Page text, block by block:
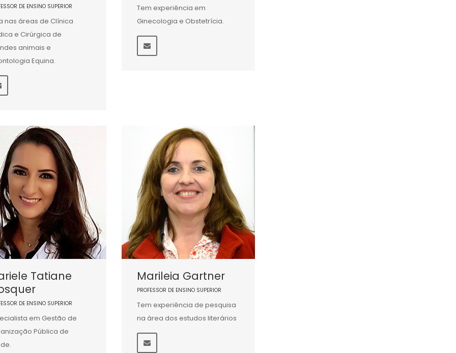
DE ENSINO SUPERIOR
nas áreas de Clínica
e Cirúrgica de
animais e
Equina.
Tem experiência em
Ginecologia e Obstetrícia.
Tatiane
DE ENSINO SUPERIOR
em Gestão de
Pública de
Marileia Gartner
PROFESSOR DE ENSINO SUPERIOR
Tem experiência de pesquisa
na área dos estudos literários